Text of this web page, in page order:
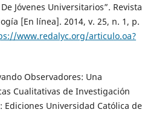
Jóvenes Universitarios”. Revista
[En línea]. 2014, v. 25, n. 1, p.
www.redalyc.org/articulo.oa?
Observadores: Una
Cualitativas de Investigación
Ediciones Universidad Católica de